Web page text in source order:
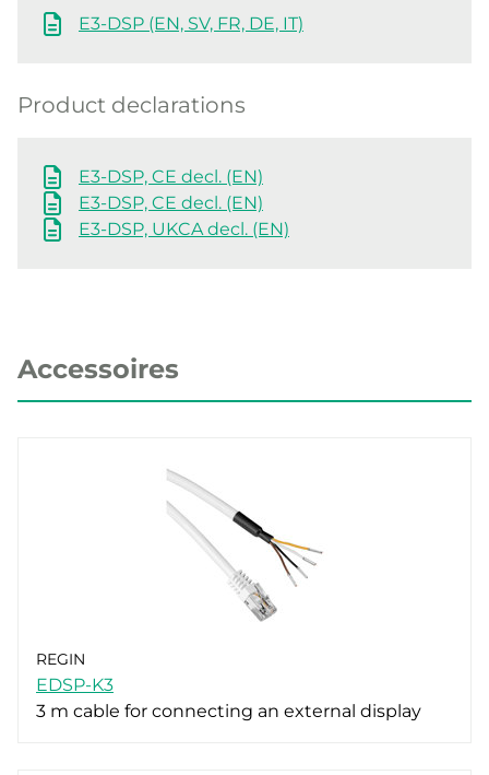
E3-DSP (EN, SV, FR, DE, IT)
Product declarations
E3-DSP, CE decl. (EN)
E3-DSP, CE decl. (EN)
E3-DSP, UKCA decl. (EN)
Accessoires
REGIN
EDSP-K3
3 m cable for connecting an external display